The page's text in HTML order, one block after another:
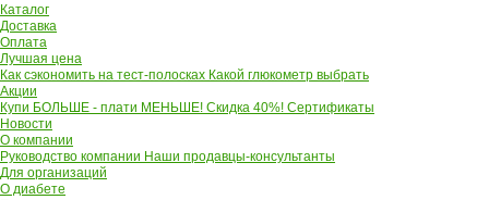
Каталог
Доставка
Оплата
Лучшая цена
Как сэкономить на тест-полосках Какой глюкометр выбрать
Акции
Купи БОЛЬШЕ - плати МЕНЬШЕ! Скидка 40%! Сертификаты
Новости
О компании
Руководство компании Наши продавцы-консультанты
Для организаций
О диабете